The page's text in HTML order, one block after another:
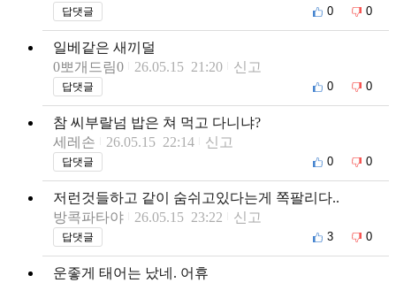
답댓글 0 0
일베같은 새끼덜
0뽀개드림0
26.05.15 21:20 신고
답댓글 0 0
참 씨부랄넘 밥은 쳐 먹고 다니냐?
세레손
26.05.15 22:14 신고
답댓글 0 0
저런것들하고 같이 숨쉬고있다는게 쪽팔리다..
방콕파타야
26.05.15 23:22 신고
답댓글 3 0
운좋게 태어는 났네. 어휴